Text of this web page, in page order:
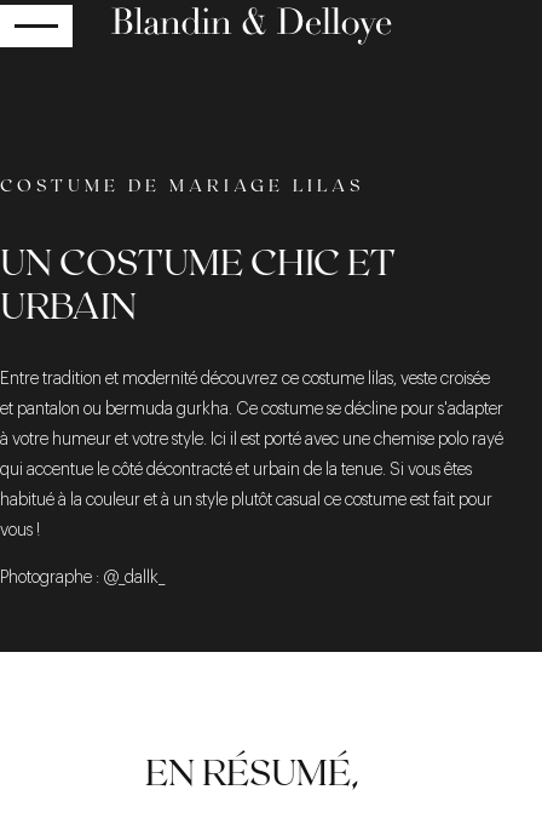
COSTUME DE MARIAGE LILAS
UN COSTUME CHIC ET
URBAIN
Entre tradition et modernité découvrez ce costume lilas, veste croisée
et pantalon ou bermuda gurkha. Ce costume se décline pour s'adapter
à votre humeur et votre style. Ici il est porté avec une chemise polo rayé
qui accentue le côté décontracté et urbain de la tenue. Si vous êtes
habitué à la couleur et à un style plutôt casual ce costume est fait pour
vous !
Photographe : @_dallk_
EN RÉSUMÉ,